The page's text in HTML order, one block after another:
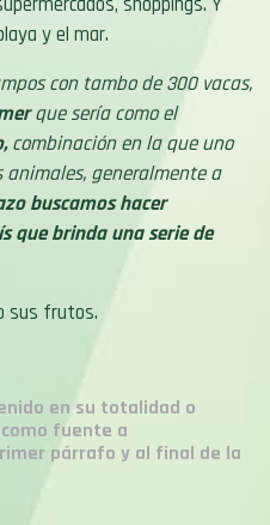
y el mar.
con tambo de 300 vacas,
que sería como el
combinación en la que uno
generalmente a
buscamos hacer
que brinda una serie de
sus frutos.
en su totalidad o
fuente a
párrafo y al final de la